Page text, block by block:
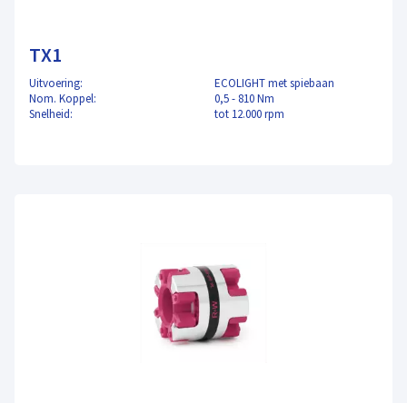
TX1
Uitvoering:
ECOLIGHT met spiebaan
Nom. Koppel:
0,5 - 810 Nm
Snelheid:
tot 12.000 rpm